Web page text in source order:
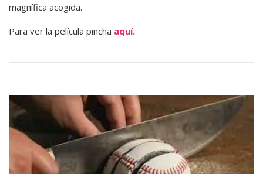
magnífica acogida.
Para ver la película pincha aquí.